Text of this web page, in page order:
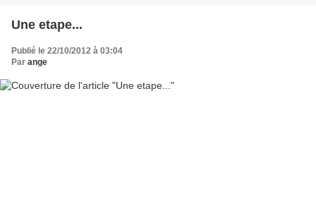
Une etape...
Publié le 22/10/2012 à 03:04
Par ange